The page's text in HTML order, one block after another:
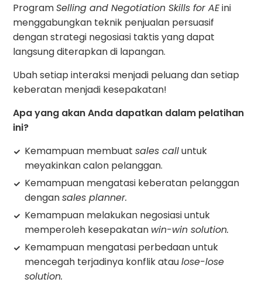
ProgramSelling and Negotiation Skills for AEini
menggabungkan teknik penjualan persuasif
dengan strategi negosiasi taktis yang dapat
langsung diterapkan di lapangan.
Ubah setiap interaksi menjadi peluang dan setiap
keberatan menjadi kesepakatan!
Apa yang akan Anda dapatkan dalam pelatihan
ini?
Kemampuan membuatsales calluntuk
meyakinkan calon pelanggan.
Kemampuan mengatasi keberatan pelanggan
dengansales planner.
Kemampuan melakukan negosiasi untuk
memperoleh kesepakatan win-win solution.
Kemampuan mengatasi perbedaan untuk
mencegah terjadinya konflik ataulose-lose
solution.